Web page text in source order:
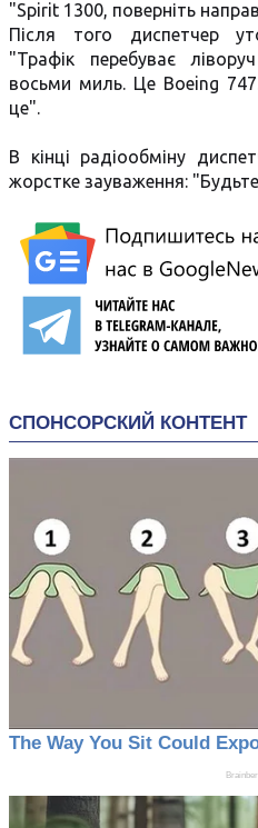
"Spirit 1300, поверніть
Після того диспетчер
"Трафік перебуває
восьми миль. Це Boeing
це".
В кінці радіообміну
жорстке зауваження: